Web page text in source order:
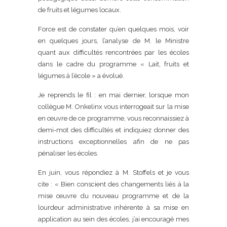
de fruits et légumes locaux.
Force est de constater qu’en quelques mois, voir
en quelques jours, l’analyse de M. le Ministre
quant aux difficultés rencontrées par les écoles
dans le cadre du programme « Lait, fruits et
légumes à l’école » a évolué.
Je reprends le fil : en mai dernier, lorsque mon
collègue M. Onkelinx vous interrogeait sur la mise
en œuvre de ce programme, vous reconnaissiez à
demi-mot des difficultés et indiquiez donner des
instructions exceptionnelles afin de ne pas
pénaliser les écoles.
En juin, vous répondiez à M. Stoffels et je vous
cite : « Bien conscient des changements liés à la
mise œuvre du nouveau programme et de la
lourdeur administrative inhérente à sa mise en
application au sein des écoles, j’ai encouragé mes